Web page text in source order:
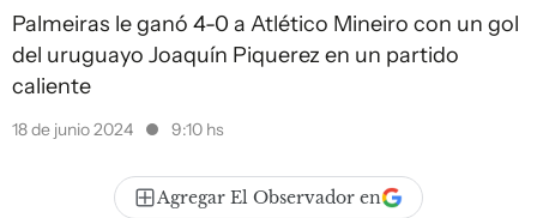
Palmeiras le ganó 4-0 a Atlético Mineiro con un gol
del uruguayo Joaquín Piquerez en un partido
caliente
18 de junio 2024 9:10 hs
Agregar El Observador en